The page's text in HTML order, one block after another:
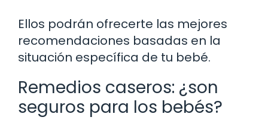
Ellos podrán ofrecerte las mejores
recomendaciones basadas en la
situación específica de tu bebé.
Remedios caseros: ¿son
seguros para los bebés?